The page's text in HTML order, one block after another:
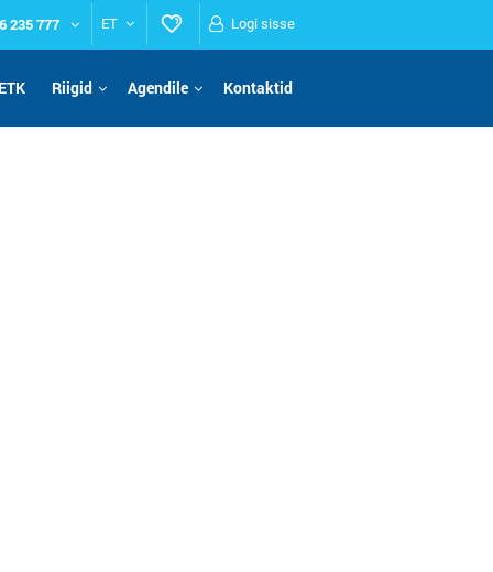
235 777 ET Logi sisse
Riigid Agendile Kontaktid